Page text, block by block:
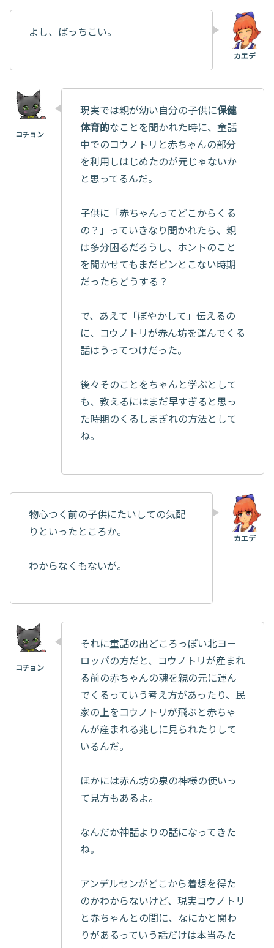
よし、ばっちこい。
現実では親が幼い自分の子供に保健
体育的なことを聞かれた時に、童話
中でのコウノトリと赤ちゃんの部分
を利用しはじめたのが元じゃないか
と思ってるんだ。
子供に「赤ちゃんってどこからくる
の？」っていきなり聞かれたら、親
は多分困るだろうし、ホントのこと
を聞かせてもまだピンとこない時期
だったらどうする？
で、あえて「ぼやかして」伝えるの
に、コウノトリが赤ん坊を運んでくる
話はうってつけだった。
後々そのことをちゃんと学ぶとして
も、教えるにはまだ早すぎると思っ
た時期のくるしまぎれの方法として
ね。
物心つく前の子供にたいしての気配
りといったところか。
わからなくもないが。
それに童話の出どころっぽい北ヨー
ロッパの方だと、コウノトリが産まれ
る前の赤ちゃんの魂を親の元に運ん
でくるっていう考え方があったり、民
家の上をコウノトリが飛ぶと赤ちゃ
んが産まれる兆しに見られたりして
いるんだ。
ほかには赤ん坊の泉の神様の使いっ
て見方もあるよ。
なんだか神話よりの話になってきた
ね。
アンデルセンがどこから着想を得た
のかわからないけど、現実コウノトリ
と赤ちゃんとの間に、なにかと関わ
りがあるっていう話だけは本当みた